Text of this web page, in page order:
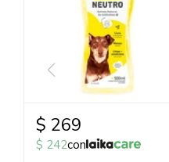
$ 269
$ 242con